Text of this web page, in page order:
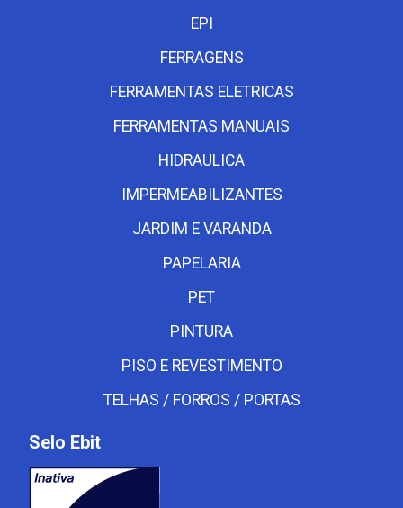
EPI
FERRAGENS
FERRAMENTAS ELETRICAS
FERRAMENTAS MANUAIS
HIDRAULICA
IMPERMEABILIZANTES
JARDIM E VARANDA
PAPELARIA
PET
PINTURA
PISO E REVESTIMENTO
TELHAS / FORROS / PORTAS
Selo Ebit